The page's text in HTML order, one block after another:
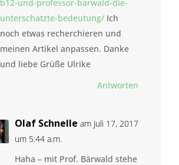
b12-und-professor-barwald-die-
unterschatzte-bedeutung/Ich
noch etwas recherchieren und
meinen Artikel anpassen. Danke
und liebe Grüße Ulrike
Antworten
Olaf Schnelle am Juli 17, 2017
um 5:44 a.m.
Haha – mit Prof. Bärwald stehe